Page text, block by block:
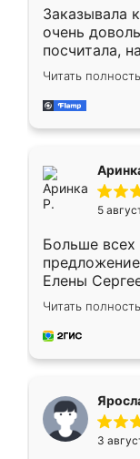
Заказывала
очень
посчитала,
Замерщик
делу со
за день,
Читать
5
Больше всех
Елены
короткие
для замера
предложил
Читать
3